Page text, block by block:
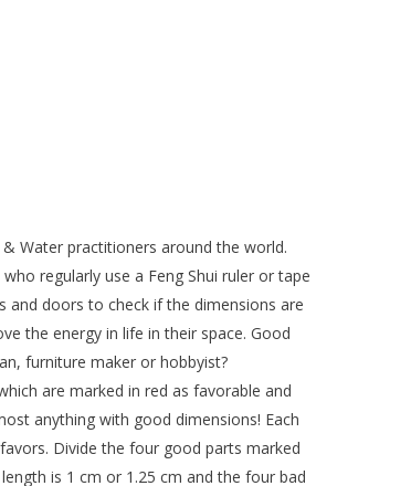
Water practitioners around the world.
regularly use a Feng Shui ruler or tape
and doors to check if the dimensions are
the energy in life in their space. Good
furniture maker or hobbyist?
are marked in red as favorable and
anything with good dimensions! Each
Divide the four good parts marked
is 1 cm or 1.25 cm and the four bad